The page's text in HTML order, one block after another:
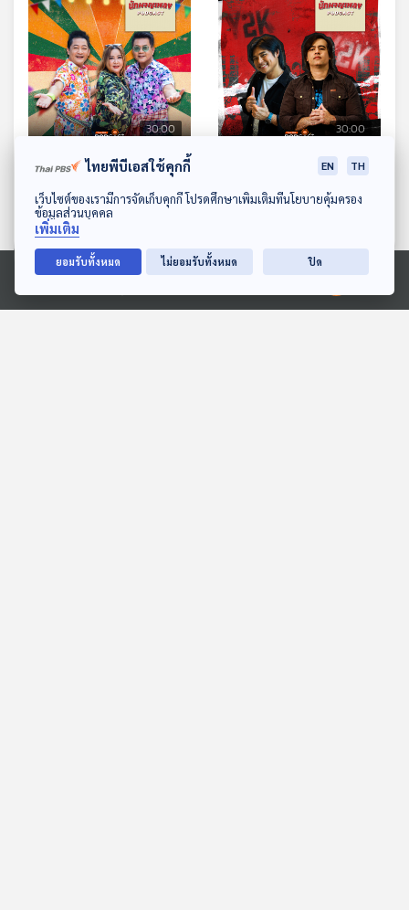
ดาวน์โหลด Thai PBS Podcast Application
Ⓒ 2020 องค์การกระจายเสียงและแพร่ภาพสาธารณะแห่งประเทศไทย
30:00
EP. 35: “รำวง” ความรื่นเริง
ที่อยู่คู่คนไทย
นักผจญเพลง Podcast
30:00
EP. 36: จากความรุ่งเรือง สู่
ความเปลี่ยนแปลงสุดหิน
ของศิลปินยุค 2000
นักผจญเพลง Podcast
ตอนที่เกี่ยวข้อง
ไทยพีบีเอสใช้คุกกี้ EN TH
เว็บไซต์ของเรามีการจัดเก็บคุกกี้ โปรดศึกษาเพิ่มเติมที่นโยบายคุ้มครอง
ข้อมูลส่วนบุคคล
เพิ่มเติม
ยอมรับทั้งหมด ไม่ยอมรับทั้งหมด ปิด